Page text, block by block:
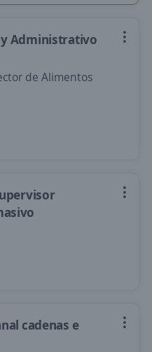
Administrativo
de Alimentos
cadenas e